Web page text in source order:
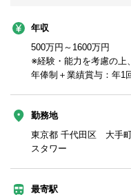
年収
500万円～1600万円
※経験・能力を考慮の上
年俸制＋業績賞与：年1
勤務地
東京都 千代田区 大手
スタワー
最寄駅